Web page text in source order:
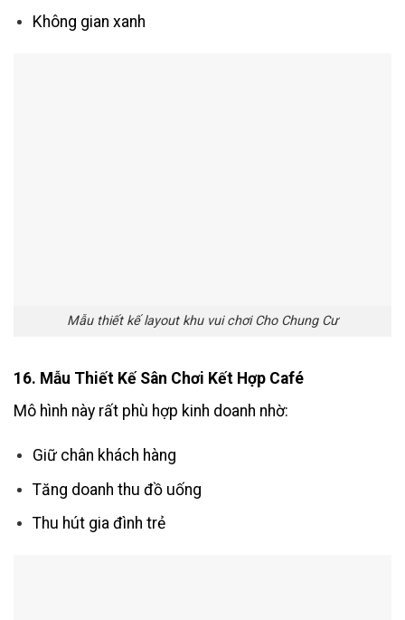
Không gian xanh
Mẫu thiết kế layout khu vui chơi Cho Chung Cư
16. Mẫu Thiết Kế Sân Chơi Kết Hợp Café
Mô hình này rất phù hợp kinh doanh nhờ:
Giữ chân khách hàng
Tăng doanh thu đồ uống
Thu hút gia đình trẻ